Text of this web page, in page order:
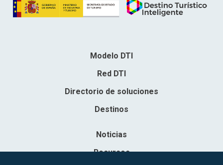
Modelo DTI
Red DTI
Directorio de soluciones
Destinos
Noticias
Recursos